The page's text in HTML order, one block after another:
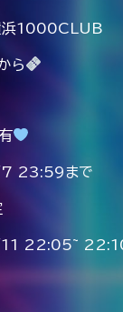
1000CLUB
ら
7 23:59まで
11 22:05~